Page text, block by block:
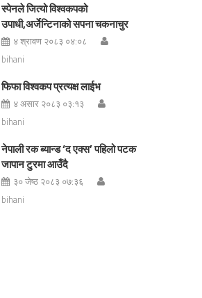
स्पेनले जित्यो विश्वकपको
उपाधी,अर्जेन्टिनाको सपना चकनाचुर
४ श्रावण २०८३ ०४:०८
bihani
फिफा विश्वकप प्रत्यक्ष लाईभ
४ असार २०८३ ०३:१३
bihani
नेपाली रक ब्यान्ड ‘द एक्स’ पहिलो पटक
जापान टुरमा आउँदै
३० जेष्ठ २०८३ ०७:३६
bihani